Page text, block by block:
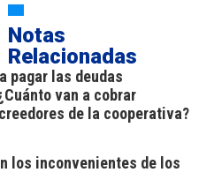
Notas
Relacionadas
pagar las deudas
van a cobrar
de la cooperativa?
los inconvenientes de los